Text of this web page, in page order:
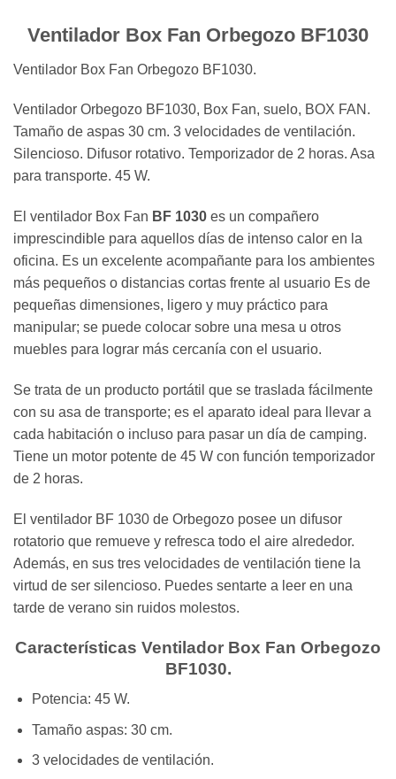
Ventilador Box Fan Orbegozo BF1030
Ventilador Box Fan Orbegozo BF1030.
Ventilador Orbegozo BF1030, Box Fan, suelo, BOX FAN.
Tamaño de aspas 30 cm. 3 velocidades de ventilación.
Silencioso. Difusor rotativo. Temporizador de 2 horas. Asa
para transporte. 45 W.
El ventilador Box Fan BF 1030 es un compañero
imprescindible para aquellos días de intenso calor en la
oficina. Es un excelente acompañante para los ambientes
más pequeños o distancias cortas frente al usuario Es de
pequeñas dimensiones, ligero y muy práctico para
manipular; se puede colocar sobre una mesa u otros
muebles para lograr más cercanía con el usuario.
Se trata de un producto portátil que se traslada fácilmente
con su asa de transporte; es el aparato ideal para llevar a
cada habitación o incluso para pasar un día de camping.
Tiene un motor potente de 45 W con función temporizador
de 2 horas.
El ventilador BF 1030 de Orbegozo posee un difusor
rotatorio que remueve y refresca todo el aire alrededor.
Además, en sus tres velocidades de ventilación tiene la
virtud de ser silencioso. Puedes sentarte a leer en una
tarde de verano sin ruidos molestos.
Características Ventilador Box Fan Orbegozo
BF1030.
Potencia: 45 W.
Tamaño aspas: 30 cm.
3 velocidades de ventilación.